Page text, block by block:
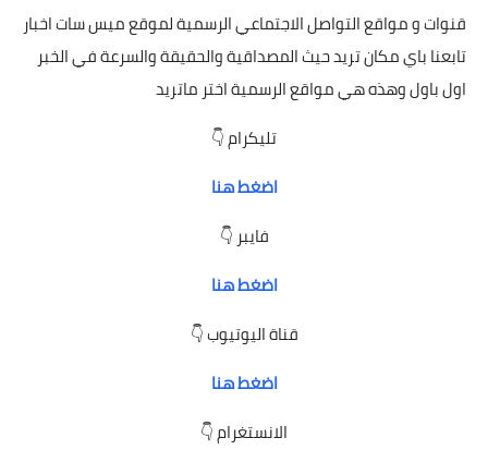
قنوات و مواقع التواصل الاجتماعي الرسمية لموقع ميس سات اخبار
تابعنا باي مكان تريد حيث المصداقية والحقيقة والسرعة فيالخبر
اول باول وهذه هي مواقع الرسمية اختر ماتريد
تليكرام 👇
اضغط هنا
فايبر 👇
اضغط هنا
قناة اليوتيوب 👇
اضغط هنا
الانستغرام 👇